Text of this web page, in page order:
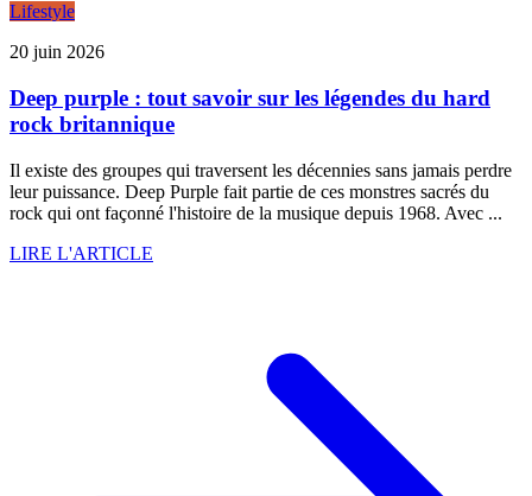
Lifestyle
20 juin 2026
Deep purple : tout savoir sur les légendes du hard
rock britannique
Il existe des groupes qui traversent les décennies sans jamais perdre
leur puissance. Deep Purple fait partie de ces monstres sacrés du
rock qui ont façonné l'histoire de la musique depuis 1968. Avec ...
LIRE L'ARTICLE